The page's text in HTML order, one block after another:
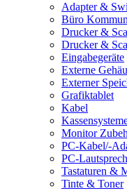
Adapter &
Büro
Drucker &
Drucker &
Eingabegeräte
Externe
Externer
Grafiktablet
Kabel
Monitor
PC-Kabel/-
PC-
Tastaturen &
Tinte & Toner